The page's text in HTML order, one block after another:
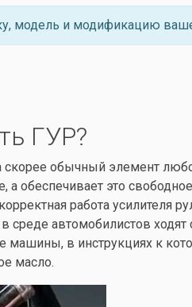
модель и модификацию
ГУР?
обычный элемент
а обеспечивает это
работа
автомобилистов
машины, в инструкциях к
масло.